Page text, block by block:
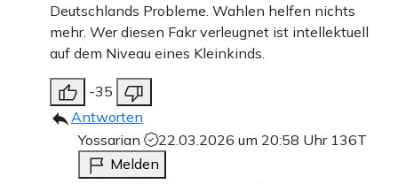
Deutschlands Probleme. Wahlen helfen nichts
mehr. Wer diesen Fakr verleugnet ist intellektuell
auf dem Niveau eines Kleinkinds.
-35
Antworten
Yossarian
22.03.2026 um 20:58 Uhr 136T
Melden